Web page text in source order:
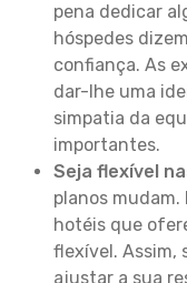
pena dedicar
hóspedes
confiança. As
dar-lhe uma
simpatia da
importantes.
Seja flexível
planos mudam.
hotéis que
flexível. Assim,
ajustar a sua